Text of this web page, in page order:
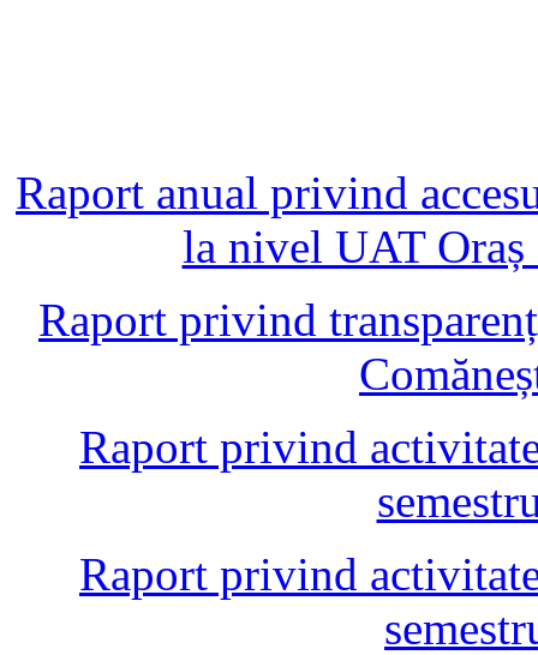
Raport anual privind
la nivel UAT Oraș
Raport privind
Raport privind
Raport privind